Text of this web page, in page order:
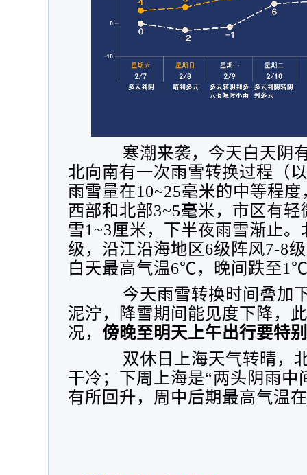
寒潮来袭，今天白天阴
北向南有一次雨雪转换过程（
雨雪量在10~25毫米的中等程
西部和北部3~5毫米，市区有
雪1~3厘米，下半夜雨雪渐止。
级，沿江沿海地区6级阵风7-8级
白天最高气温6℃，晚间跌至
今天雨雪转换时间叠加
泥泞，降雪期间能见度下降，
况， 傍晚至明天上午出行要特
双休日上海天气转晴，
干冷；下周上海是“两头阴雨中
有所回升，周中后期最高气温